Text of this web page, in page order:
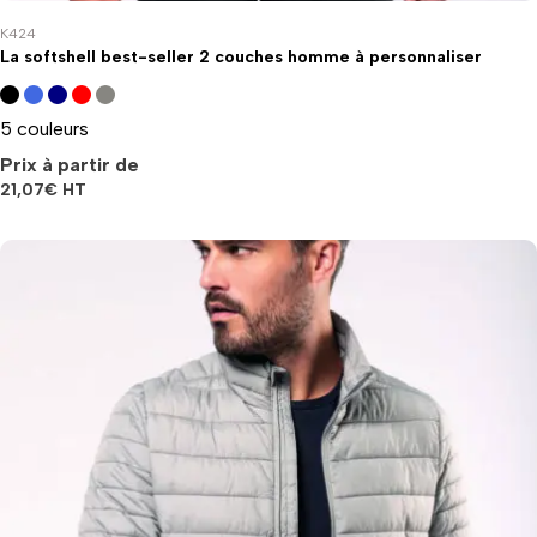
K424
La softshell best-seller 2 couches homme à personnaliser
5 couleurs
Prix à partir de
21,07€ HT